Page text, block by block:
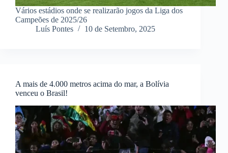
Vários estádios onde se realizarão jogos da Liga dos
Campeões de 2025/26
Luís Pontes
10 de Setembro, 2025
A mais de 4.000 metros acima do mar, a Bolívia
venceu o Brasil!